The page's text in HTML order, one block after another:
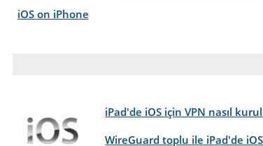
iOS on iPhone
iPad'de iOS için VPN nasıl
WireGuard toplu ile iPad'de